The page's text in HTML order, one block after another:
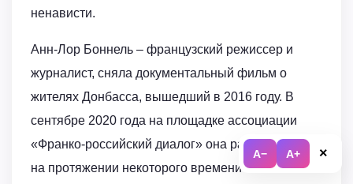
A− A+ ×
ненависти.
Анн-Лор Боннель – французский режиссер и
журналист, сняла документальный фильм о
жителях Донбасса, вышедший в 2016 году. В
сентябре 2020 года на площадке ассоциации
«Франко-российский диалог» она рассказала, что
на протяжении некоторого времени снятые ею